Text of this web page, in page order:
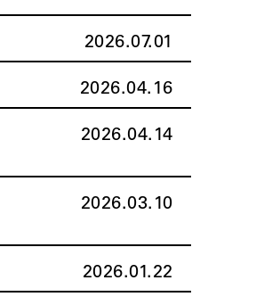
2026.07.01
2026.04.16
2026.04.14
2026.03.10
2026.01.22